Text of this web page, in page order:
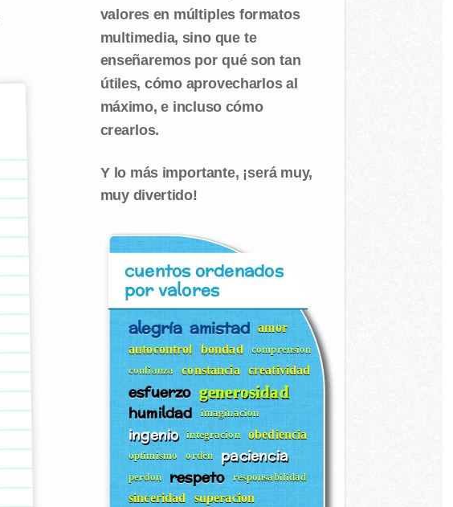
valores en múltiples formatos
multimedia, sino que te
enseñaremos por qué son tan
útiles, cómo aprovecharlos al
máximo, e incluso cómo
crearlos.
Y lo más importante, ¡será muy,
muy divertido!
cuentos ordenados
por valores
alegría amistad amor
autocontrol
bondad comprension
confianza constancia creatividad
esfuerzo generosidad
humildad imaginacion
ingenio integracion obediencia
optimismo orden paciencia
perdon respeto responsabilidad
sinceridad
superacion